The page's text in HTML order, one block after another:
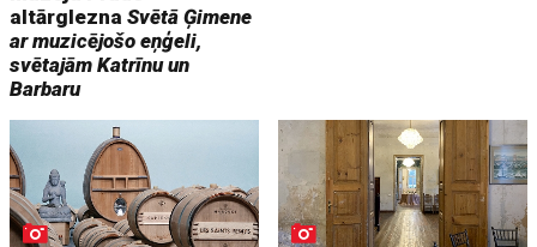
altārgleznaSvētā Ģimene
ar muzicējošo eņģeli,
svētajām Katrīnu un
Barbaru